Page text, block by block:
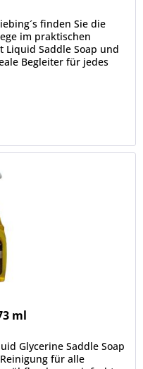
finden Sie die
im praktischen
Liquid Saddle Soap und
Begleiter für jedes
ml
Glycerine Saddle Soap
für alle